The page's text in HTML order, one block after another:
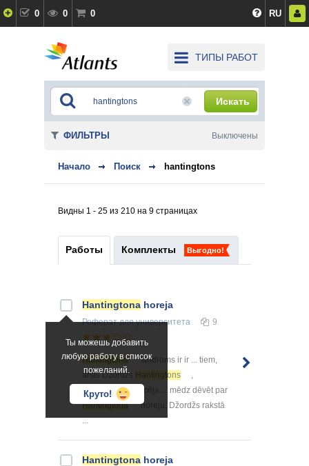
0 0 0 RU
ТИПЫ РАБОТ
Искать
Начало Поиск hantingtons
Видны 1 - 25 из 210 на 9 страницах
Работы Комплекты Выгодно!
Ты можешь добавить
любую работу в список
пожеланий.
Круто!
Hantingtona horeja
Рефератдля университета 9
Hantingtona
sindroms ir ir ... tiem,
ārsts Džordžs Hantingtons
,
1872.gadā publicēja ... mēdz dēvēt par
Hantingtona
horeju. Džordžs rakstā
...
Hantingtona horeja
ФИЛЬТРЫ Выключены